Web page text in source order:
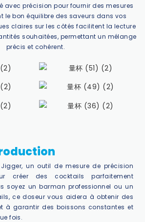
avec précision pour fournir des mesures
le bon équilibre des saveurs dans vos
claires sur les côtés facilitent la lecture
souhaitées, permettant un mélange
précis et cohérent.
un outil de mesure de précision
créer des cocktails parfaitement
soyez un barman professionnel ou un
ce doseur vous aidera à obtenir des
à garantir des boissons constantes et
fois.